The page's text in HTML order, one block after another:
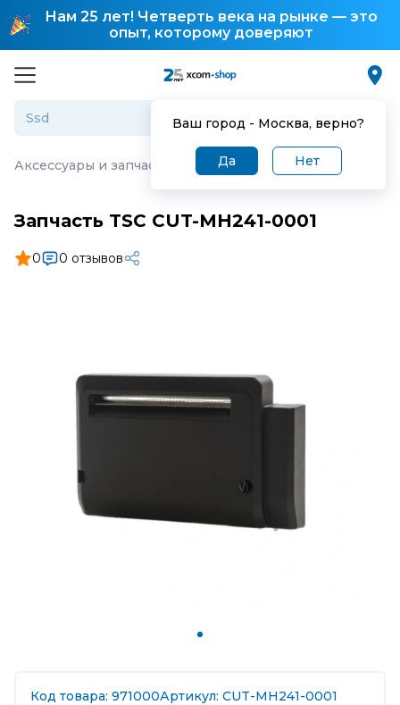
Нам 25 лет! Четверть века на рынке — это
опыт, которому доверяют
Ваш город - Москва, верно?
Да Нет
Аксессуары и запчасти для торгового оборудования
Запчасть TSC CUT-MH241-0001
0 0 отзывов
Код товара: 971000Артикул: CUT-MH241-0001